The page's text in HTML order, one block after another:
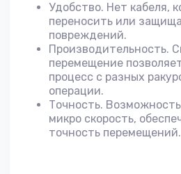
Удобство. Нет кабеля,
переносить или
повреждений.
Производительность.
перемещение
процесс с разных
операции.
Точность.
микро скорость,
точность перемещений.